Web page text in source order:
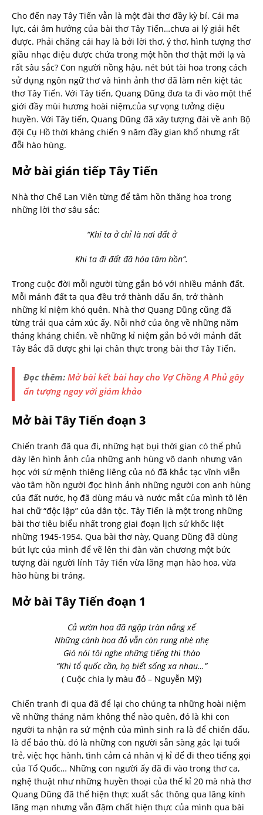
Cho đến nay Tây Tiến vẫn là một đài thơ đầy kỳ bí. Cái ma
lực, cái âm hưởng của bài thơ Tây Tiến…chưa ai lý giải hết
được. Phải chăng cái hay là bởi lời thơ, ý thơ, hình tượng thơ
giầu nhạc điệu được chứa trong một hồn thơ thật mới lạ và
rất sâu sắc? Con người nồng hậu, nét bút tài hoa trong cách
sử dụng ngôn ngữ thơ và hình ảnh thơ đã làm nên kiệt tác
thơ Tây Tiến. Với Tây tiến, Quang Dũng đưa ta đi vào một thế
giới đầy mùi hương hoài niệm,của sự vọng tưởng diệu
huyền. Với Tây tiến, Quang Dũng đã xây tượng đài về anh Bộ
đội Cụ Hồ thời kháng chiến 9 năm đầy gian khổ nhưng rất
đỗi hào hùng.
Mở bài gián tiếp Tây Tiến
Nhà thơ Chế Lan Viên từng để tâm hồn thăng hoa trong
những lời thơ sâu sắc:
“Khi ta ở chỉ là nơi đất ở
Khi ta đi đất đã hóa tâm hồn”.
Trong cuộc đời mỗi người từng gắn bó với nhiều mảnh đất.
Mỗi mảnh đất ta qua đều trở thành dấu ấn, trở thành
những kỉ niệm khó quên. Nhà thơ Quang Dũng cũng đã
từng trải qua cảm xúc ấy. Nỗi nhớ của ông về những năm
tháng kháng chiến, về những kỉ niệm gắn bó với mảnh đất
Tây Bắc đã được ghi lại chân thực trong bài thơ Tây Tiến.
Đọc thêm: Mở bài kết bài hay cho Vợ Chồng A Phủ gây
ấn tượng ngay với giám khảo
Mở bài Tây Tiến đoạn 3
Chiến tranh đã qua đi, những hạt bụi thời gian có thể phủ
dày lên hình ảnh của những anh hùng vô danh nhưng văn
học với sứ mệnh thiêng liêng của nó đã khắc tạc vĩnh viễn
vào tâm hồn người đọc hình ảnh những người con anh hùng
của đất nước, họ đã dùng máu và nước mắt của mình tô lên
hai chữ “độc lập” của dân tộc. Tây Tiến là một trong những
bài thơ tiêu biểu nhất trong giai đoạn lịch sử khốc liệt
những 1945-1954. Qua bài thơ này, Quang Dũng đã dùng
bút lực của mình để vẽ lên thi đàn văn chương một bức
tượng đài người lính Tây Tiến vừa lãng mạn hào hoa, vừa
hào hùng bi tráng.
Mở bài Tây Tiến đoạn 1
Cả vườn hoa đã ngập tràn nắng xế
Những cánh hoa đỏ vẫn còn rung nhè nhẹ
Gió nói tôi nghe những tiếng thì thào
“Khi tổ quốc cần, họ biết sống xa nhau…”
( Cuộc chia ly màu đỏ – Nguyễn Mỹ)
Chiến tranh đi qua đã để lại cho chúng ta những hoài niệm
về những tháng năm không thể nào quên, đó là khi con
người ta nhận ra sứ mệnh của mình sinh ra là để chiến đấu,
là để báo thù, đó là những con người sẵn sàng gác lại tuổi
trẻ, việc học hành, tình cảm cá nhân vị kỉ để đi theo tiếng gọi
của Tổ Quốc… Những con người ấy đã đi vào trong thơ ca,
nghệ thuật như những huyền thoại của thế kỉ 20 mà nhà thơ
Quang Dũng đã thể hiện thực xuất sắc thông qua lăng kính
lãng mạn nhưng vẫn đậm chất hiện thực của mình qua bài